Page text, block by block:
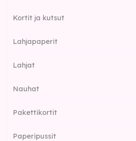
Kortit ja kutsut
Lahjapaperit
Lahjat
Nauhat
Pakettikortit
Paperipussit